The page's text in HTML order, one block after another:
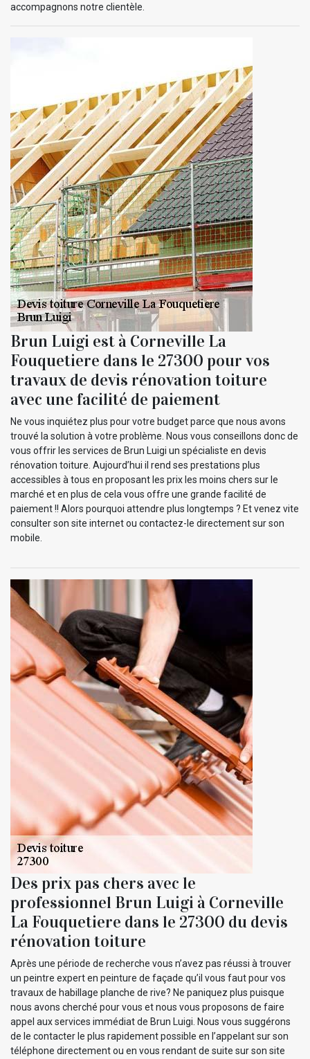
accompagnons notre clientèle.
Brun Luigi est à Corneville La
Fouquetiere dans le 27300 pour vos
travaux de devis rénovation toiture
avec une facilité de paiement
Ne vous inquiétez plus pour votre budget parce que nous avons
trouvé la solution à votre problème. Nous vous conseillons donc de
vous offrir les services de Brun Luigi un spécialiste en devis
rénovation toiture. Aujourd’hui il rend ses prestations plus
accessibles à tous en proposant les prix les moins chers sur le
marché et en plus de cela vous offre une grande facilité de
paiement !! Alors pourquoi attendre plus longtemps ? Et venez vite
consulter son site internet ou contactez-le directement sur son
mobile.
Des prix pas chers avec le
professionnel Brun Luigi à Corneville
La Fouquetiere dans le 27300 du devis
rénovation toiture
Après une période de recherche vous n’avez pas réussi à trouver
un peintre expert en peinture de façade qu’il vous faut pour vos
travaux de habillage planche de rive? Ne paniquez plus puisque
nous avons cherché pour vous et nous vous proposons de faire
appel aux services immédiat de Brun Luigi. Nous vous suggérons
de le contacter le plus rapidement possible en l’appelant sur son
téléphone directement ou en vous rendant de suite sur son site